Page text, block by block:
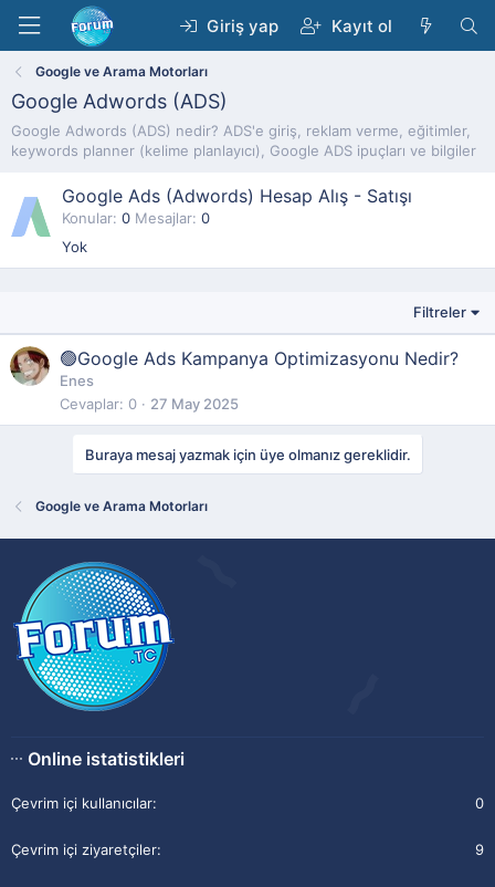
Giriş yap Kayıt ol
Google ve Arama Motorları
Google Adwords (ADS)
Google Adwords (ADS) nedir? ADS'e giriş, reklam verme, eğitimler,
keywords planner (kelime planlayıcı), Google ADS ipuçları ve bilgiler
Google Ads (Adwords) Hesap Alış - Satışı
Konular 0 Mesajlar 0
Yok
Filtreler
🟢Google Ads Kampanya Optimizasyonu Nedir?
Enes
Cevaplar 0 27 May 2025
Buraya mesaj yazmak için üye olmanız gereklidir.
Google ve Arama Motorları
Online istatistikleri
Çevrim içi kullanıcılar 0
Çevrim içi ziyaretçiler 9